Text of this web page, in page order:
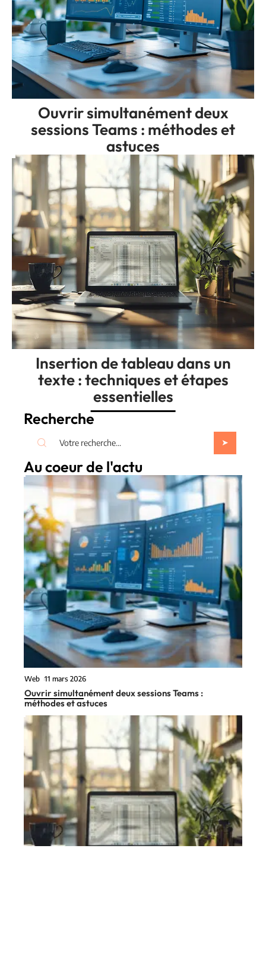
Ouvrir simultanément deux
sessions Teams : méthodes et
astuces
Insertion de tableau dans un
texte : techniques et étapes
essentielles
Recherche
Au coeur de l'actu
Web 11 mars 2026
Ouvrir simultanément deux sessions Teams :
méthodes et astuces